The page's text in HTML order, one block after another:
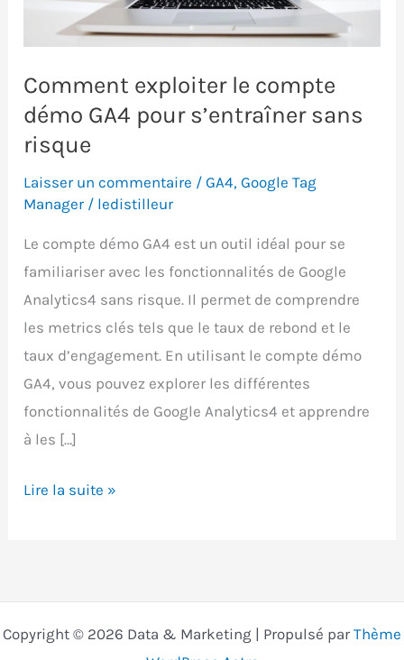
Comment exploiter le compte
démo GA4 pour s’entraîner sans
risque
Laisser un commentaire /GA4,Google Tag
Manager/ ledistilleur
Le compte démo GA4 est un outil idéal pour se
familiariser avec les fonctionnalités de Google
Analytics4 sans risque. Il permet de comprendre
les metrics clés tels que le taux de rebond et le
taux d’engagement. En utilisant le compte démo
GA4, vous pouvez explorer les différentes
fonctionnalités de Google Analytics4 et apprendre
à les […]
Comment
démo
GA4
Lire la suite »
Copyright © 2026 Data & Marketing | Propulsé par Thème